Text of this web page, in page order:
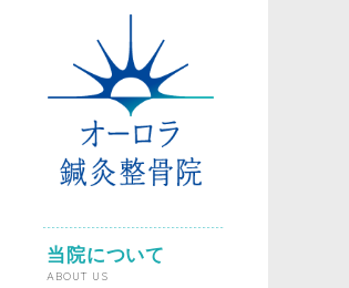
当院について
ABOUT US